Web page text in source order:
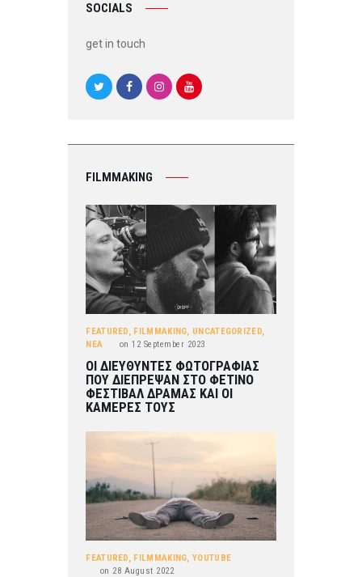
SOCIALS
get in touch
FILMMAKING
FEATURED, FILMMAKING, UNCATEGORIZED,
ΝΕΑ
on 12 September 2023
ΟΙ ΔΙΕΥΘΥΝΤΕΣ ΦΩΤΟΓΡΑΦΙΑΣ
ΠΟΥ ΔΙΕΠΡΕΨΑΝ ΣΤΟ ΦΕΤΙΝΟ
ΦΕΣΤΙΒΑΛ ΔΡΑΜΑΣ ΚΑΙ ΟΙ
ΚΑΜΕΡΕΣ ΤΟΥΣ
FEATURED, FILMMAKING,YOUTUBE
on 28 August 2022